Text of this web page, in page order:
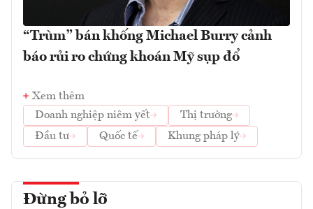
“Trùm” bán khống Michael Burry cảnh
báo rủi ro chứng khoán Mỹ sụp đổ
Xem thêm
Doanh nghiệp niêm yết
Thị trường
Đầu tư
Quốc tế Khung pháp lý
Đừng bỏ lỡ